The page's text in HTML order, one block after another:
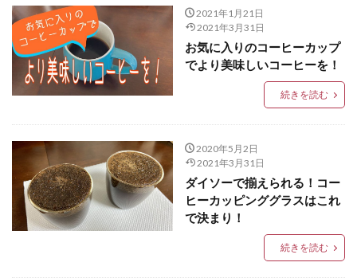
2021年1月21日
2021年3月31日
お気に入りのコーヒーカップ
でより美味しいコーヒーを！
続きを読む
2020年5月2日
2021年3月31日
ダイソーで揃えられる！コー
ヒーカッピンググラスはこれ
で決まり！
続きを読む